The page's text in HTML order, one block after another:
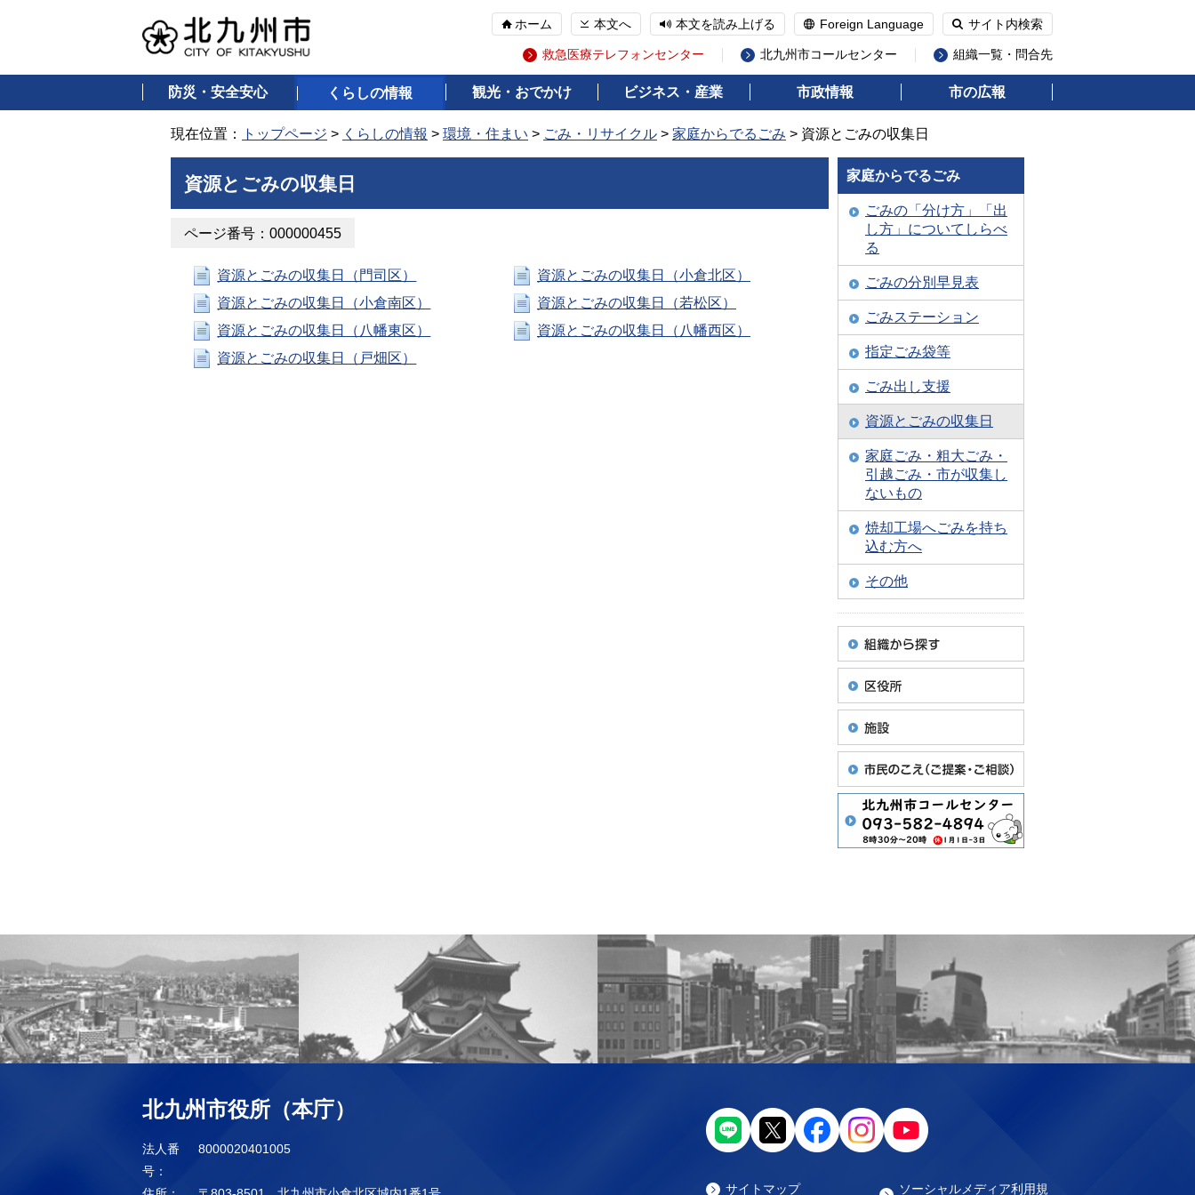
ホーム 本文へ 本文を読み上げる Foreign Language サイト内検索
救急医療テレフォンセンター 北九州市コールセンター 組織一覧・問合先
防災・安全安心 くらしの情報 観光・おでかけ ビジネス・産業 市政情報 市の広報
現在位置： トップページ > くらしの情報 > 環境・住まい > ごみ・リサイクル > 家庭からでるごみ > 資源とごみの収集日
資源とごみの収集日
ページ番号：000000455
資源とごみの収集日（門司区）
資源とごみの収集日（小倉北区）
資源とごみの収集日（小倉南区）
資源とごみの収集日（若松区）
資源とごみの収集日（八幡東区）
資源とごみの収集日（八幡西区）
資源とごみの収集日（戸畑区）
家庭からでるごみ
ごみの「分け方」「出
し方」についてしらべ
る
ごみの分別早見表
ごみステーション
指定ごみ袋等
ごみ出し支援
資源とごみの収集日
家庭ごみ・粗大ごみ・
引越ごみ・市が収集し
ないもの
焼却工場へごみを持ち
込む方へ
その他
北九州市役所（本庁）
法人番
号：
8000020401005
サイトマップ
ソーシャルメディア利用規